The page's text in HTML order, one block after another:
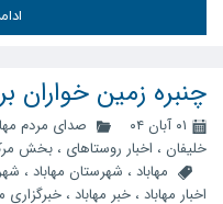
چنبره زمین خواران
۰۱ آبان ۰۴ صدای مردم
خلیفان ، اخبار روستاهای ، بخش
مهاباد ، شهرستان مهاباد ،
اخبار مهاباد ، خبر مهاباد ، خبرگزاری